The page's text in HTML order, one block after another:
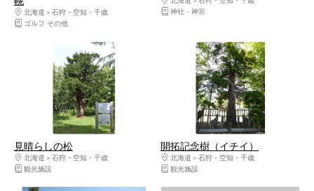
北海道
石狩・空知・千歳
ゴルフ その他
神社・神宮
見晴らしの松
北海道
石狩・空知・千歳
観光施設
開拓記念樹（イチイ）
北海道
石狩・空知・千歳
観光施設